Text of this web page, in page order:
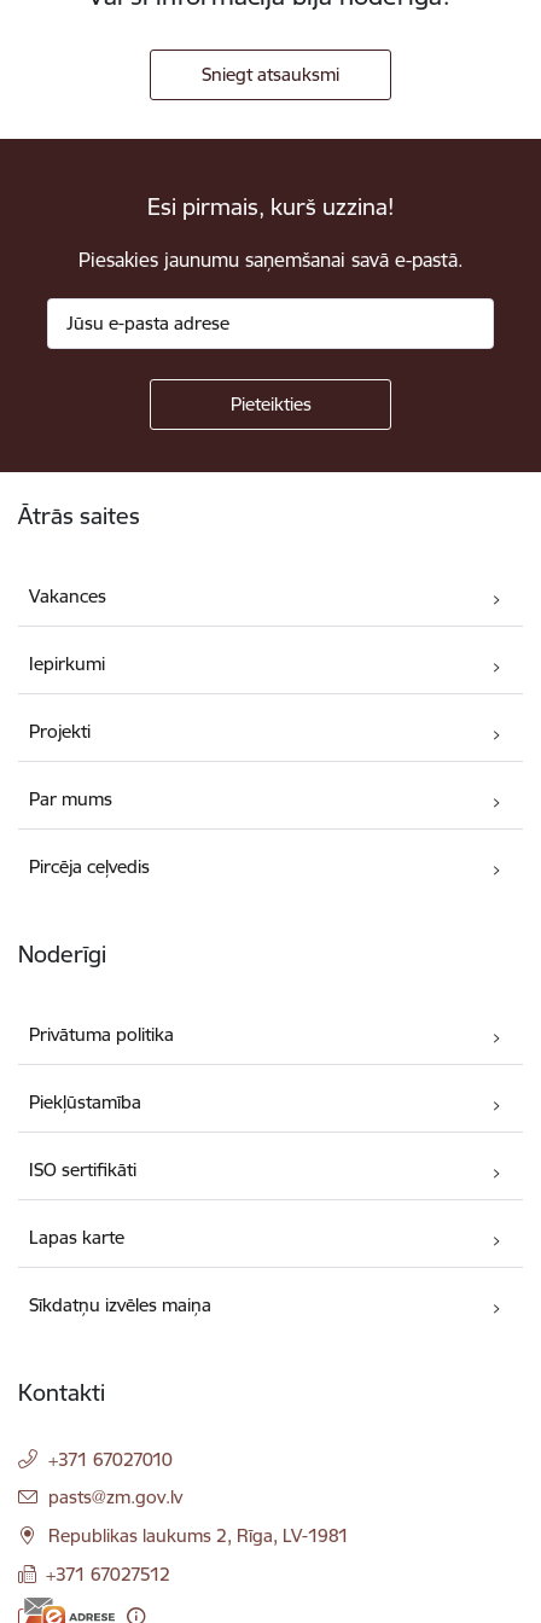
Sniegt atsauksmi
Esi pirmais, kurš uzzina!
Piesakies jaunumu saņemšanai savā e-pastā.
Ātrās saites
Vakances
Iepirkumi
Projekti
Par mums
Pircēja ceļvedis
Noderīgi
Privātuma politika
Piekļūstamība
ISO sertifikāti
Lapas karte
Sīkdatņu izvēles maiņa
Kontakti
+371 67027010
E-pasts:
pasts@zm.gov.lv
Republikas laukums 2, Rīga, LV-1981
+371 67027512